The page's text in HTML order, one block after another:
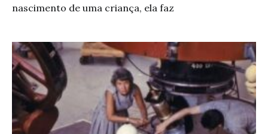
nascimento de uma criança, ela faz